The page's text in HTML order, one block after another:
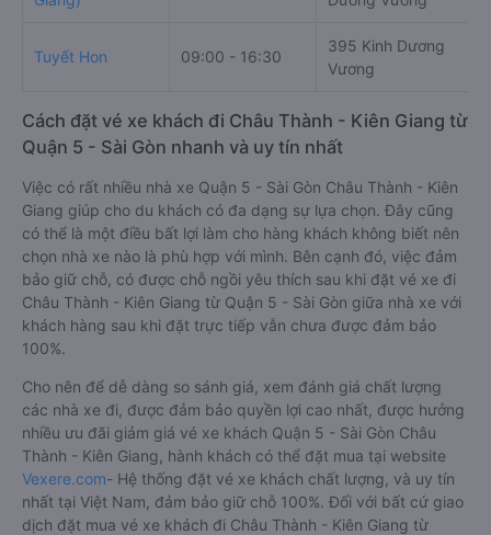
Tuyết Hon 09:00 - 16:30
395 Kinh Dương
Vương
Cách đặt vé xe khách đi Châu Thành - Kiên Giang từ
Quận 5 - Sài Gòn nhanh và uy tín nhất
Việc có rất nhiều nhà xe Quận 5 - Sài Gòn Châu Thành - Kiên
Giang giúp cho du khách có đa dạng sự lựa chọn. Đây cũng
có thể là một điều bất lợi làm cho hàng khách không biết nên
chọn nhà xe nào là phù hợp với mình. Bên cạnh đó, việc đảm
bảo giữ chỗ, có được chỗ ngồi yêu thích sau khi đặt vé xe đi
Châu Thành - Kiên Giang từ Quận 5 - Sài Gòn giữa nhà xe với
khách hàng sau khi đặt trực tiếp vẫn chưa được đảm bảo
100%.
Cho nên để dễ dàng so sánh giá, xem đánh giá chất lượng
các nhà xe đi, được đảm bảo quyền lợi cao nhất, được hưởng
nhiều ưu đãi giảm giá vé xe khách Quận 5 - Sài Gòn Châu
Thành - Kiên Giang, hành khách có thể đặt mua tại website
Vexere.com- Hệ thống đặt vé xe khách chất lượng, và uy tín
nhất tại Việt Nam, đảm bảo giữ chỗ 100%. Đối với bất cứ giao
dịch đặt mua vé xe khách đi Châu Thành - Kiên Giang từ